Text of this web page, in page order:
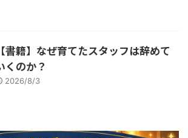
【書籍】なぜ育てたスタッフは辞めて
くのか？
2026/8/3